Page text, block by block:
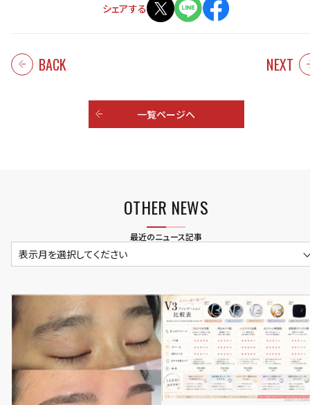
シェアする
BACK NEXT
一覧ページへ
OTHER NEWS
最近のニュース記事
表示月を選択してください